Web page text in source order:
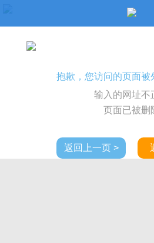
抱歉，您访问的页面被
输入的网址不
页面已被删
返回上一页 >